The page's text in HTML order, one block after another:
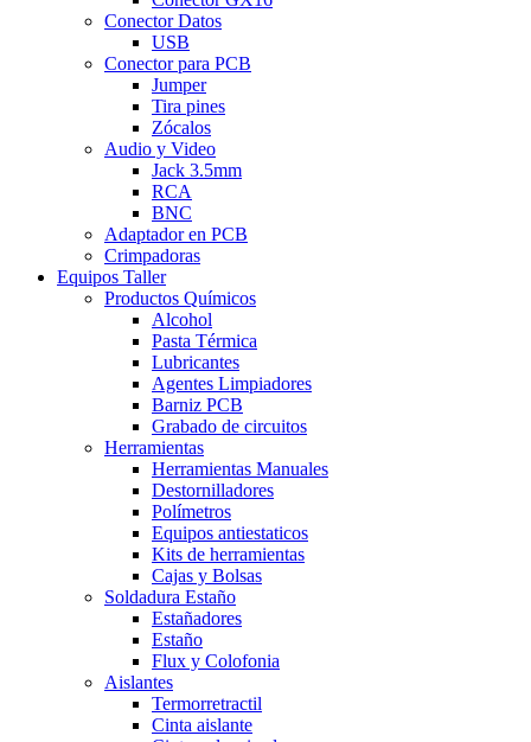
Conector Datos
USB
Conector para PCB
Jumper
Tira pines
Zócalos
Audio y Video
Jack 3.5mm
RCA
BNC
Adaptador en PCB
Crimpadoras
Equipos Taller
Productos Químicos
Alcohol
Pasta Térmica
Lubricantes
Agentes Limpiadores
Barniz PCB
Grabado de circuitos
Herramientas
Herramientas Manuales
Destornilladores
Polímetros
Equipos antiestaticos
Kits de herramientas
Cajas y Bolsas
Soldadura Estaño
Estañadores
Estaño
Flux y Colofonia
Aislantes
Termorretractil
Cinta aislante